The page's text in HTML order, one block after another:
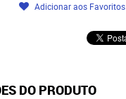
Adicionar aos Favoritos
DO PRODUTO